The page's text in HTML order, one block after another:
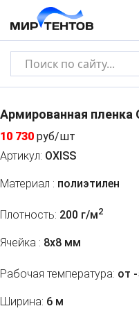
Армированная пленка
10 730 руб/шт
Артикул: OXISS
Материал : полиэтилен
Плотность: 200 г/м2
Ячейка : 8х8 мм
Рабочая температура: от
Ширина: 6 м